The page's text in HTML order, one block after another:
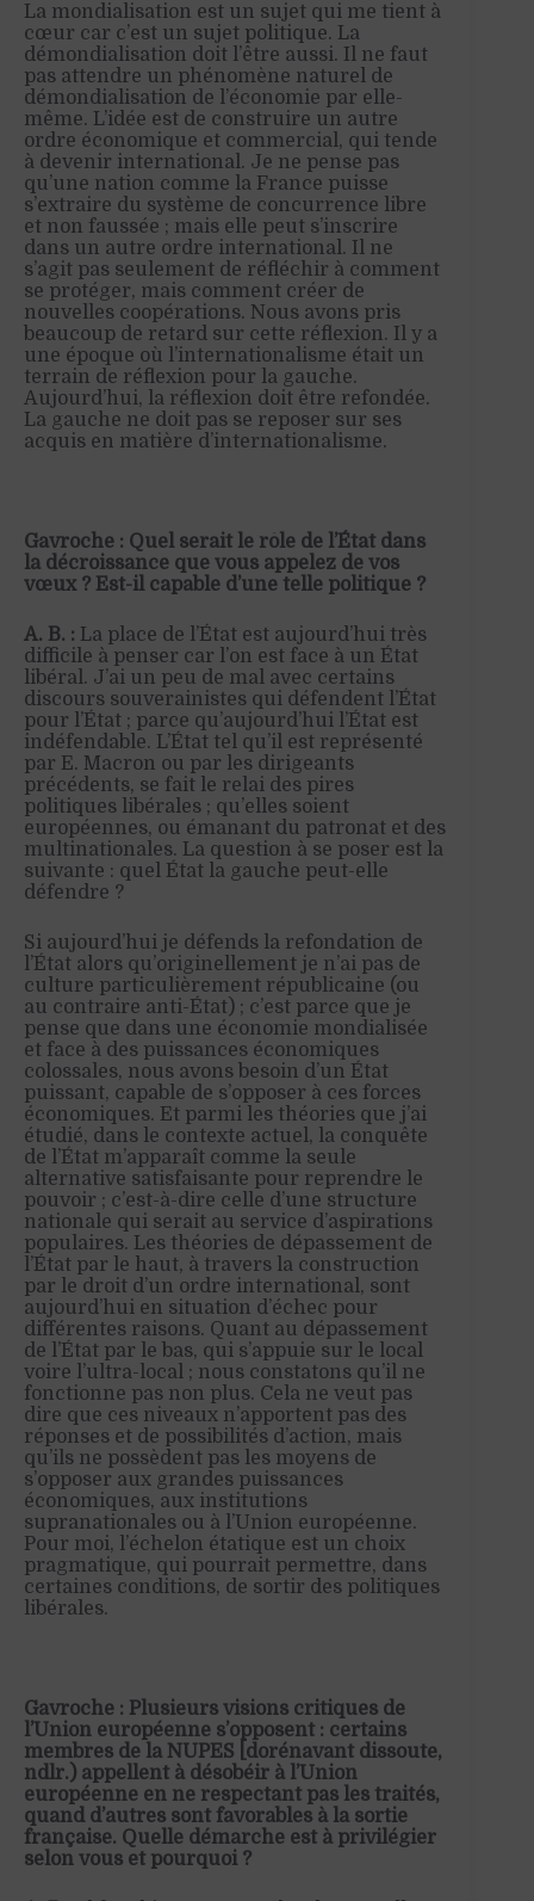
La mondialisation est un sujet qui me tient à
cœur car c’est un sujet politique. La
démondialisation doit l’être aussi. Il ne faut
pas attendre un phénomène naturel de
démondialisation de l’économie par elle-
même. L’idée est de construire un autre
ordre économique et commercial, qui tende
à devenir international. Je ne pense pas
qu’une nation comme la France puisse
s’extraire du système de concurrence libre
et non faussée ; mais elle peut s’inscrire
dans un autre ordre international. Il ne
s’agit pas seulement de réfléchir à comment
se protéger, mais comment créer de
nouvelles coopérations. Nous avons pris
beaucoup de retard sur cette réflexion. Il y a
une époque où l’internationalisme était un
terrain de réflexion pour la gauche.
Aujourd’hui, la réflexion doit être refondée.
La gauche ne doit pas se reposer sur ses
acquis en matière d’internationalisme.
Gavroche : Quel serait le rôle de l’État dans
la décroissance que vous appelez de vos
vœux ? Est-il capable d’une telle politique ?
A. B. : La place de l’État est aujourd’hui très
difficile à penser car l’on est face à un État
libéral. J’ai un peu de mal avec certains
discours souverainistes qui défendent l’État
pour l’État ; parce qu’aujourd’hui l’État est
indéfendable. L’État tel qu’il est représenté
par E. Macron ou par les dirigeants
précédents, se fait le relai des pires
politiques libérales ; qu’elles soient
européennes, ou émanant du patronat et des
multinationales. La question à se poser est la
suivante : quel État la gauche peut-elle
défendre ?
Si aujourd’hui je défends la refondation de
l’État alors qu’originellement je n’ai pas de
culture particulièrement républicaine (ou
au contraire anti-État) ; c’est parce que je
pense que dans une économie mondialisée
et face à des puissances économiques
colossales, nous avons besoin d’un État
puissant, capable de s’opposer à ces forces
économiques. Et parmi les théories que j’ai
étudié, dans le contexte actuel, la conquête
de l’État m’apparaît comme la seule
alternative satisfaisante pour reprendre le
pouvoir ; c’est-à-dire celle d’une structure
nationale qui serait au service d’aspirations
populaires. Les théories de dépassement de
l’État par le haut, à travers la construction
par le droit d’un ordre international, sont
aujourd’hui en situation d’échec pour
différentes raisons. Quant au dépassement
de l’État par le bas, qui s’appuie sur le local
voire l’ultra-local ; nous constatons qu’il ne
fonctionne pas non plus. Cela ne veut pas
dire que ces niveaux n’apportent pas des
réponses et de possibilités d’action, mais
qu’ils ne possèdent pas les moyens de
s’opposer aux grandes puissances
économiques, aux institutions
supranationales ou à l’Union européenne.
Pour moi, l’échelon étatique est un choix
pragmatique, qui pourrait permettre, dans
certaines conditions, de sortir des politiques
libérales.
Gavroche : Plusieurs visions critiques de
l’Union européenne s’opposent : certains
membres de la NUPES [dorénavant dissoute,
ndlr.) appellent à désobéir à l’Union
européenne en ne respectant pas les traités,
quand d’autres sont favorables à la sortie
française. Quelle démarche est à privilégier
selon vous et pourquoi ?